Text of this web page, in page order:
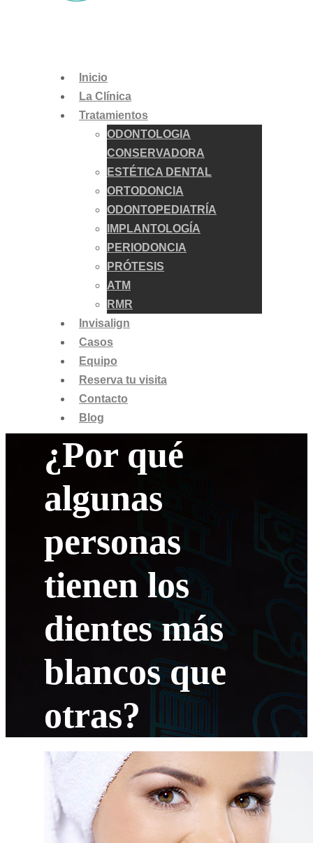
Inicio
La Clínica
Tratamientos
ODONTOLOGIA
CONSERVADORA
ESTÉTICA DENTAL
ORTODONCIA
ODONTOPEDIATRÍA
IMPLANTOLOGÍA
PERIODONCIA
PRÓTESIS
ATM
RMR
Invisalign
Casos
Equipo
Reserva tu visita
Contacto
Blog
¿Por qué
algunas
personas
tienen los
dientes más
blancos que
otras?